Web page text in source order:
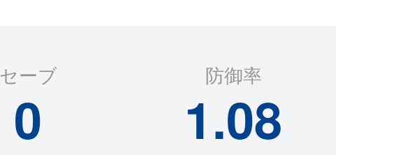
セーブ
0
防御率
1.08